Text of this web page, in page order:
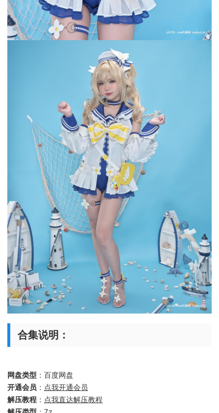
合集说明：
网盘类型 ：百度网盘
开通会员 ： 点我开通会员
解压教程 ： 点我直达解压教程